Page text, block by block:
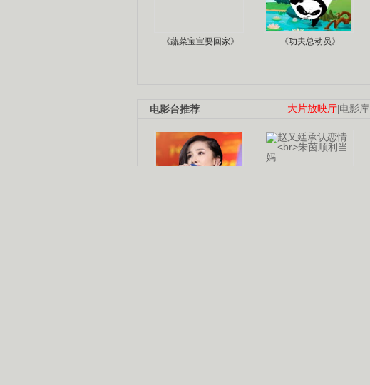
《蔬菜宝宝要回家》 《功夫总动员》
大片放映厅 电影库
电影台推荐